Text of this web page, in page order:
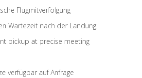
Flugmitverfolgung
Wartezeit nach der Landung
pickup at precise meeting
verfügbar auf Anfrage